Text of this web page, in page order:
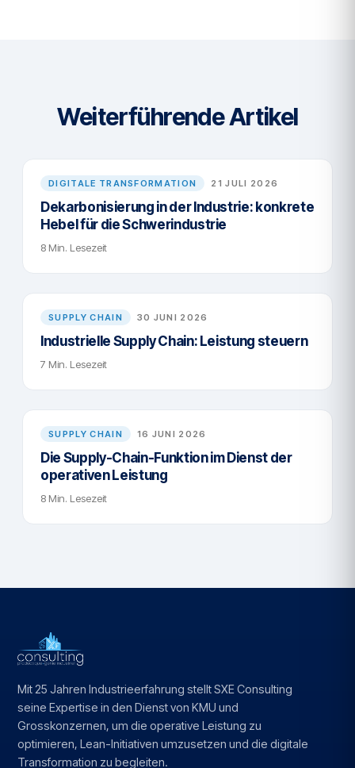
Weiterführende Artikel
DIGITALE TRANSFORMATION 21 JULI 2026
Dekarbonisierung in der Industrie: konkrete
Hebel für die Schwerindustrie
8 Min. Lesezeit
SUPPLY CHAIN 30 JUNI 2026
Industrielle Supply Chain: Leistung steuern
7 Min. Lesezeit
SUPPLY CHAIN 16 JUNI 2026
Die Supply-Chain-Funktion im Dienst der
operativen Leistung
8 Min. Lesezeit
Mit 25 Jahren Industrieerfahrung stellt SXE Consulting
seine Expertise in den Dienst von KMU und
Grosskonzernen, um die operative Leistung zu
optimieren, Lean-Initiativen umzusetzen und die digitale
Transformation zu begleiten.